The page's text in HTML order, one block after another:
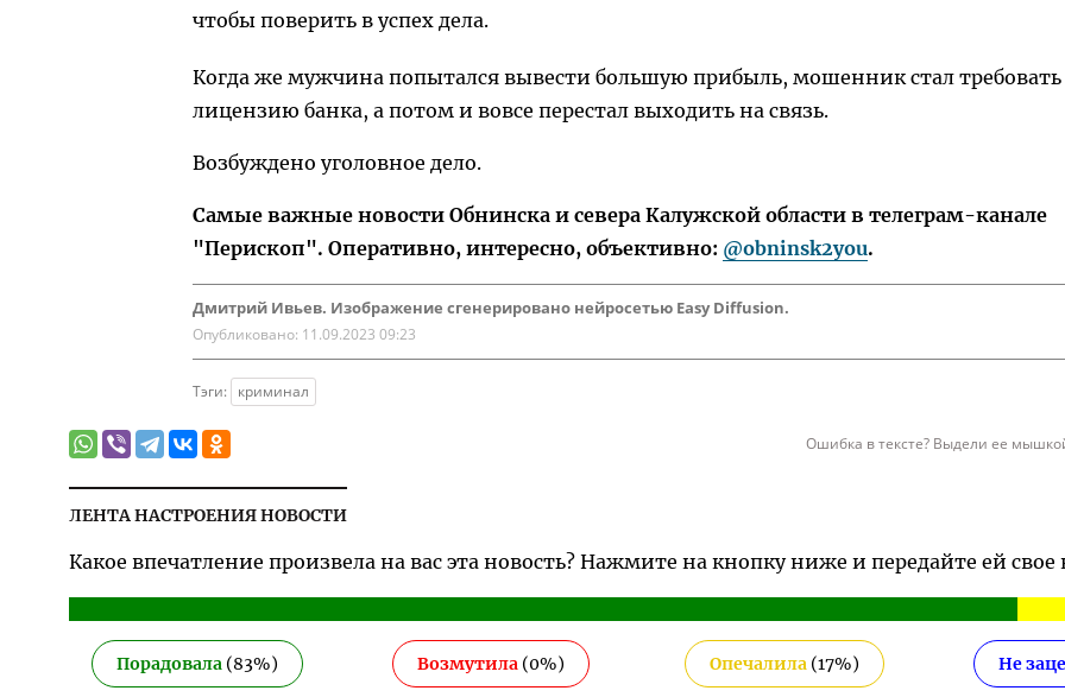
чтобы поверить в успех дела.
Когда же мужчина попытался вывести большую прибыль, мошенник стал требовать
лицензию банка, а потом и вовсе перестал выходить на связь.
Возбуждено уголовное дело.
Самые важные новости Обнинска и севера Калужской области в телеграм-канале
"Перископ". Оперативно, интересно, объективно: @obninsk2you.
Дмитрий Ивьев. Изображение сгенерировано нейросетью Easy Diffusion.
Опубликовано: 11.09.2023 09:23
Тэги: криминал
Ошибка в тексте? Выдели ее
ЛЕНТА НАСТРОЕНИЯ НОВОСТИ
Какое впечатление произвела на вас эта новость? Нажмите на кнопку ниже и передайте ей свое
Порадовала (83%) Возмутила (0%) Опечалила (17%) Не